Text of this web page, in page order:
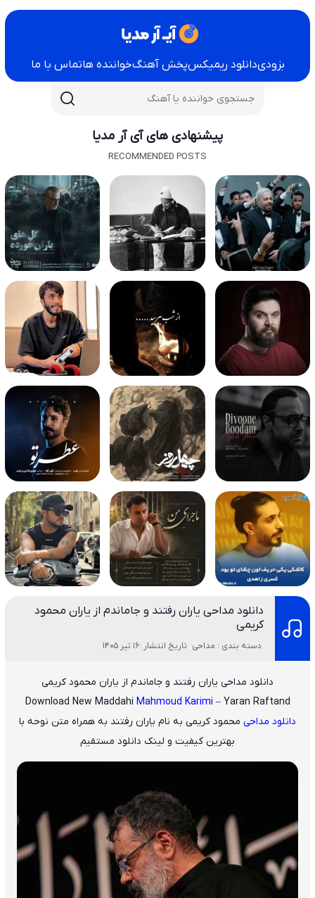
بزودیدانلود ریمیکسپخش آهنگخواننده هاتماس با ما
پیشنهادی های آی آر مدیا
RECOMMENDED POSTS
دانلود مداحی یاران رفتند و جاماندم از یاران محمود
کریمی
دسته بندی : مداحی تاریخ انتشار :16 تیر 1405
دانلود مداحی یاران رفتند و جاماندم از یاران محمود کریمی
Download New Maddahi Mahmoud Karimi – Yaran Raftand
دانلود مداحی محمود کریمی به نام یاران رفتند به همراه متن نوحه با
بهترین کیفیت و لینک دانلود مستقیم